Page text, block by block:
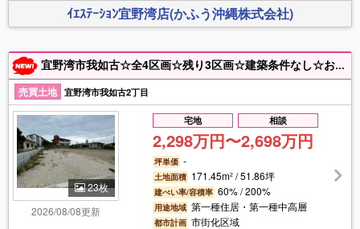
ｲｴｽﾃｰｼｮﾝ宜野湾店(かふう沖縄株式会社)
宜野湾市我如古☆全4区画☆残り3区画☆建築条件なし☆お気軽にお問い合わせください。
売買土地 宜野湾市我如古2丁目
23枚
2026/08/08更新
宅地 相談
2,298万円〜2,698万円
坪単価 -
土地面積 171.45m² / 51.86坪
建ぺい率/容積率 60% / 200%
用途地域 第一種住居・第一種中高層
都市計画 市街化区域